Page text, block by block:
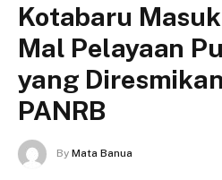
Kotabaru
Mal Pelayaan
yang
PANRB
By Mata Banua